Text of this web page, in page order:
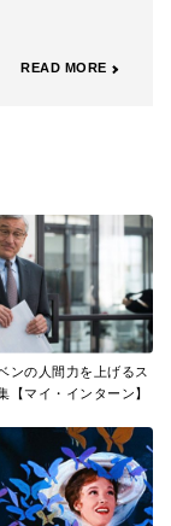
READ MORE
ンの人間力を上げるス
【マイ・インターン】